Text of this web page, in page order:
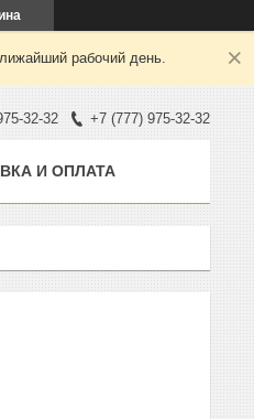
рабочий день.
32-32 +7 (777) 975-32-32
И ОПЛАТА